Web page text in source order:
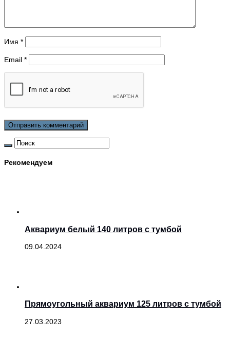
Имя *
Email *
Рекомендуем
Аквариум белый 140 литров с тумбой
09.04.2024
Прямоугольный аквариум 125 литров с тумбой
27.03.2023